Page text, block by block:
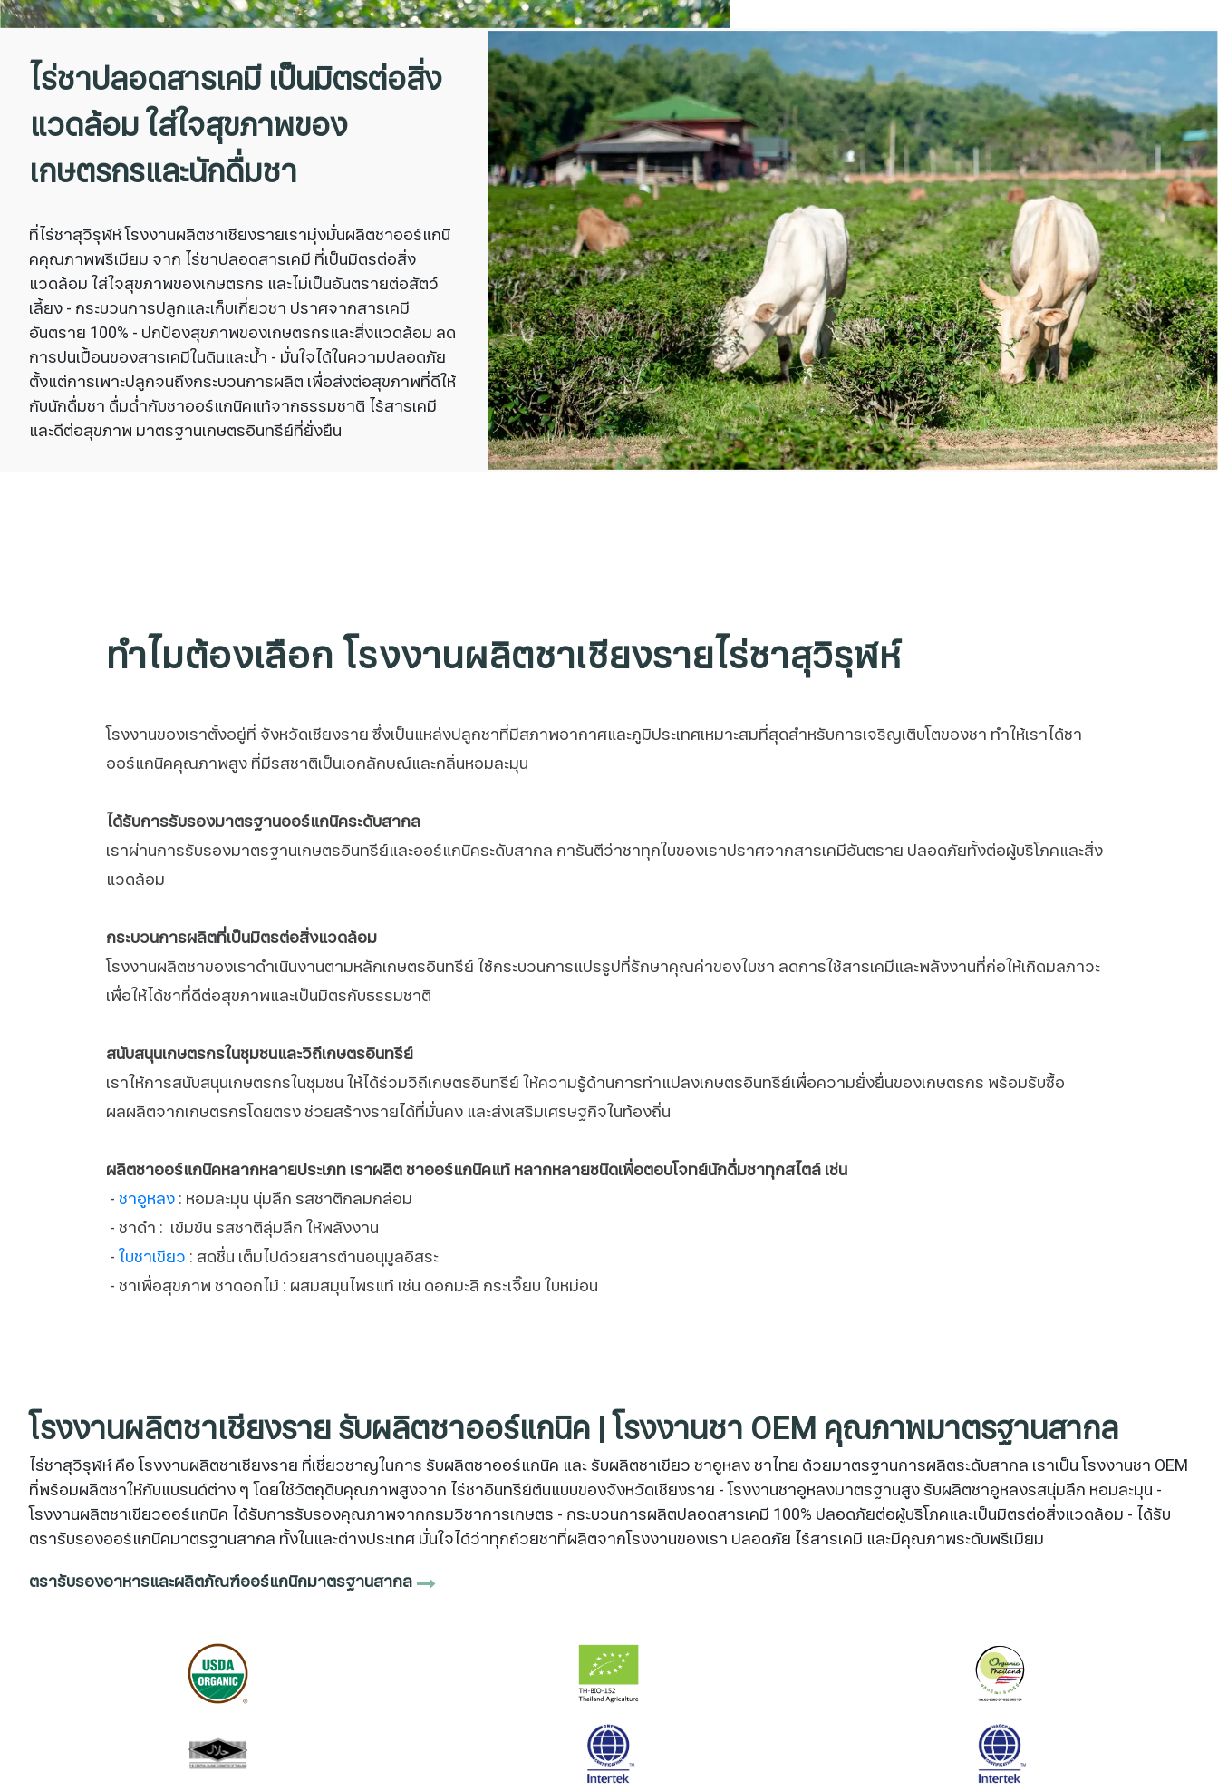
ไร่ชาปลอดสารเคมี เป็นมิตรต่อสิ่ง
แวดล้อม ใส่ใจสุขภาพของ
เกษตรกรและนักดื่มชา
ที่ไร่ชาสุวิรุฬห์ โรงงานผลิตชาเชียงรายเรามุ่งมั่นผลิตชาออร์แกนิ
คคุณภาพพรีเมียม จาก ไร่ชาปลอดสารเคมี ที่เป็นมิตรต่อสิ่ง
แวดล้อม ใส่ใจสุขภาพของเกษตรกร และไม่เป็นอันตรายต่อสัตว์
เลี้ยง - กระบวนการปลูกและเก็บเกี่ยวชา ปราศจากสารเคมี
อันตราย 100% - ปกป้องสุขภาพของเกษตรกรและสิ่งแวดล้อม ลด
การปนเปื้อนของสารเคมีในดินและน้ำ - มั่นใจได้ในความปลอดภัย
ตั้งแต่การเพาะปลูกจนถึงกระบวนการผลิต เพื่อส่งต่อสุขภาพที่ดีให้
กับนักดื่มชา ดื่มด่ำกับชาออร์แกนิคแท้จากธรรมชาติ ไร้สารเคมี
และดีต่อสุขภาพ มาตรฐานเกษตรอินทรีย์ที่ยั่งยืน
ทำไมต้องเลือก โรงงานผลิตชาเชียงรายไร่ชาสุวิรุฬห์
โรงงานของเราตั้งอยู่ที่ จังหวัดเชียงราย ซึ่งเป็นแหล่งปลูกชาที่มีสภาพอากาศและภูมิประเทศเหมาะสมที่สุดสำหรับการเจริญเติบโตของชา ทำให้เราได้ชา
ออร์แกนิคคุณภาพสูง ที่มีรสชาติเป็นเอกลักษณ์และกลิ่นหอมละมุน​​​​​​
ได้รับการรับรองมาตรฐานออร์แกนิคระดับสากล
เราผ่านการรับรองมาตรฐานเกษตรอินทรีย์และออร์แกนิคระดับสากล การันตีว่าชาทุกใบของเราปราศจากสารเคมีอันตราย ปลอดภัยทั้งต่อผู้บริโภคและสิ่ง
แวดล้อม
กระบวนการผลิตที่เป็นมิตรต่อสิ่งแวดล้อม
โรงงานผลิตชาของเราดำเนินงานตามหลักเกษตรอินทรีย์ ใช้กระบวนการแปรรูปที่รักษาคุณค่าของใบชา ลดการใช้สารเคมีและพลังงานที่ก่อให้เกิดมลภาวะ
เพื่อให้ได้ชาที่ดีต่อสุขภาพและเป็นมิตรกับธรรมชาติ
สนับสนุนเกษตรกรในชุมชนและวิถีเกษตรอินทรีย์
เราให้การสนับสนุนเกษตรกรในชุมชน ให้ได้ร่วมวิถีเกษตรอินทรีย์ ให้ความรู้ด้านการทำแปลงเกษตรอินทรีย์เพื่อความยั่งยื่นของเกษตรกร พร้อมรับซื้อ
ผลผลิตจากเกษตรกรโดยตรง ช่วยสร้างรายได้ที่มั่นคง และส่งเสริมเศรษฐกิจในท้องถิ่น
​​​​​ผลิตชาออร์แกนิคหลากหลายประเภท เราผลิต ชาออร์แกนิคแท้ หลากหลายชนิดเพื่อตอบโจทย์นักดื่มชาทุกสไตล์ เช่น
-ชาอูหลง: หอมละมุน นุ่มลึก รสชาติกลมกล่อม
- ชาดำ : เข้มข้น รสชาติลุ่มลึก ให้พลังงาน
- ​​​​​​​ใบชาเขียว : สดชื่น เต็มไปด้วยสารต้านอนุมูลอิสระ
- ชาเพื่อสุขภาพ ชาดอกไม้ : ผสมสมุนไพรแท้ เช่น ดอกมะลิ กระเจี๊ยบ ใบหม่อน
โรงงานผลิตชาเชียงราย รับผลิตชาออร์แกนิค | โรงงานชา OEM คุณภาพมาตรฐานสากล
ไร่ชาสุวิรุฬห์ คือ โรงงานผลิตชาเชียงราย ที่เชี่ยวชาญในการ รับผลิตชาออร์แกนิค และ รับผลิตชาเขียว ชาอูหลง ชาไทย ด้วยมาตรฐานการผลิตระดับสากล เราเป็น โรงงานชา OEM
ที่พร้อมผลิตชาให้กับแบรนด์ต่าง ๆ โดยใช้วัตถุดิบคุณภาพสูงจาก ไร่ชาอินทรีย์ต้นแบบของจังหวัดเชียงราย - โรงงานชาอูหลงมาตรฐานสูง รับผลิตชาอูหลงรสนุ่มลึก หอมละมุน -
โรงงานผลิตชาเขียวออร์แกนิค ได้รับการรับรองคุณภาพจากกรมวิชาการเกษตร - กระบวนการผลิตปลอดสารเคมี 100% ปลอดภัยต่อผู้บริโภคและเป็นมิตรต่อสิ่งแวดล้อม - ได้รับ
ตรารับรองออร์แกนิคมาตรฐานสากล ทั้งในและต่างประเทศ มั่นใจได้ว่าทุกถ้วยชาที่ผลิตจากโรงงานของเรา ปลอดภัย ไร้สารเคมี และมีคุณภาพระดับพรีเมียม
ตรารับรองอาหารและผลิตภัณฑ์ออร์แกนิกมาตรฐานสากล